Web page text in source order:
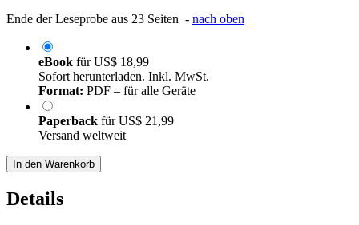
Ende der Leseprobe aus 23 Seiten - nach oben
eBook fürUS$ 18,99
Sofort herunterladen. Inkl. MwSt.
Format: PDF – für alle Geräte
Paperback fürUS$ 21,99
Versand weltweit
In den Warenkorb
Details